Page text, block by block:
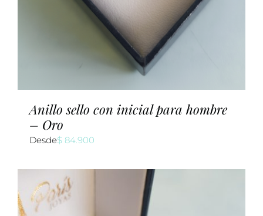
Anillo sello con inicial para hombre
– Oro
Desde$ 84.900